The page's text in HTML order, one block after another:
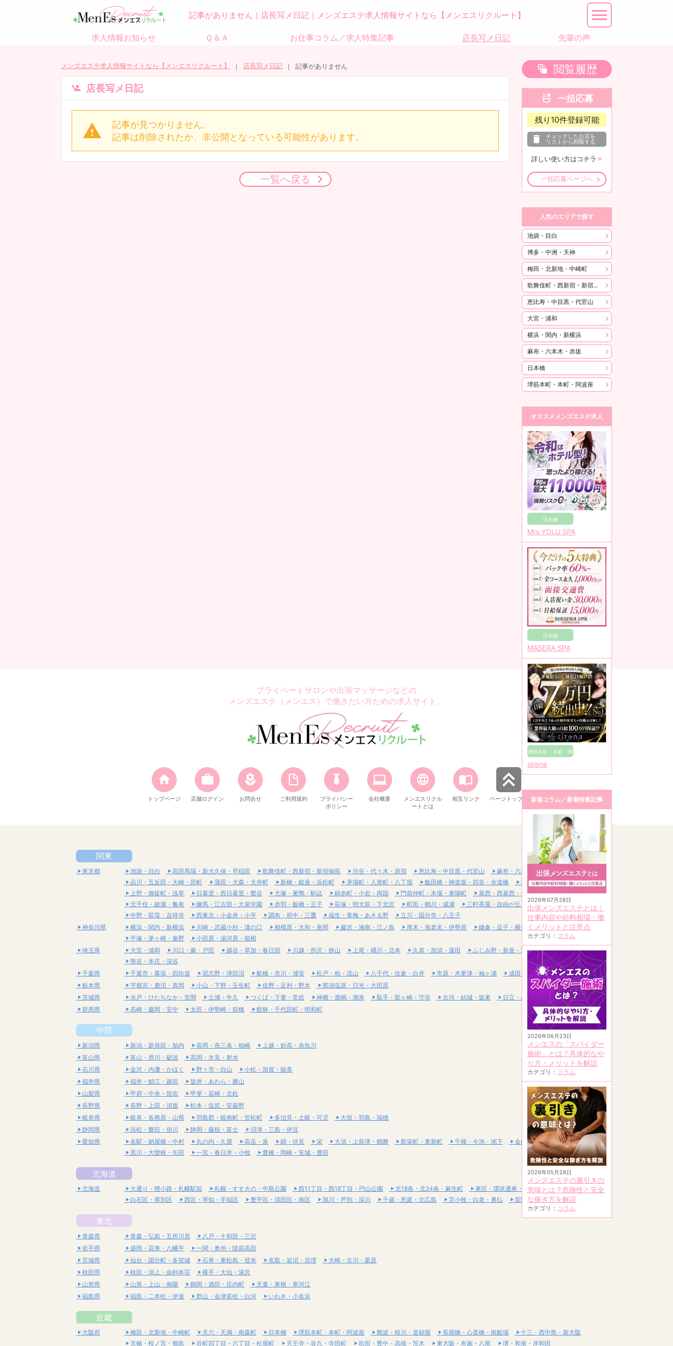
記事がありません｜店長写メ日記｜メンズエステ求人情報サイトなら【メンエスリクルート】
求人情報お知らせ Ｑ＆Ａ お仕事コラム／求人特集記事 店長写メ日記 先輩の声
メンズエステ求人情報サイトなら【メンエスリクルート】 店長写メ日記 記事がありません
店長写メ日記
記事が見つかりません。
記事は削除されたか、非公開となっている可能性があります。
一覧へ戻る
閲覧履歴
一括応募
残り 10件登録可能
チェックしたお店を
リストから削除する
詳しい使い方はコチラ
一括応募ページへ
人気のエリアで探す
池袋・目白
博多・中洲・天神
梅田・北新地・中崎町
歌舞伎町・西新宿・新宿御苑
恵比寿・中目黒・代官山
大宮・浦和
横浜・関内・新横浜
麻布・六本木・赤坂
日本橋
堺筋本町・本町・阿波座
オススメメンズエステ求人
日本橋
Mrs YOLU SPA
日本橋
MASERA SPA
堺筋本町・本町・阿
波座
sirena
新着コラム／新着特集記事
2026年07月28日
出張メンズエステとは｜
仕事内容や給料相場・働
くメリットと注意点
カテゴリ： コラム
2026年06月23日
メンエスの「スパイダー
施術」とは？具体的なや
り方・メリットを解説
カテゴリ： コラム
2026年05月28日
メンズエステの裏引きの
意味とは？危険性と安全
な稼ぎ方を解説
カテゴリ： コラム
プライベートサロンや出張マッサージなどの
メンズエステ（メンエス）で働きたい方ための求人サイト。
トップページ 店舗ログイン お問合せ ご利用規約
プライバシー
ポリシー
会社概要
メンエスリクル
ートとは
相互リンク ページトップへ
関東
東京都 池袋・目白 高田馬場・新大久保・早稲田 歌舞伎町・西新宿・新宿御苑 渋谷・代々木・原宿 恵比寿・中目黒・代官山
麻布・六本木・赤坂
品川・五反田・大崎・田町
蒲田・大森・大井町 新橋・銀座・浜松町 茅場町・人形町・八丁堀 飯田橋・神楽坂・四谷・水道橋
神田・秋葉原・浅草橋
上野・御徒町・浅草
日暮里・西日暮里・鶯谷 大塚・巣鴨・駒込 錦糸町・小岩・両国 門前仲町・木場・東陽町
葛西・西葛西・一之江
北千住・綾瀬・亀有
練馬・江古田・大泉学園 赤羽・板橋・王子 笹塚・明大前・下北沢 町田・鶴川・成瀬
三軒茶屋・自由が丘・二子玉川
中野・荻窪・吉祥寺
西東京・小金井・小平 調布・府中・三鷹 福生・青梅・あきる野
立川・国分寺・八王子
神奈川県
横浜・関内・新横浜 川崎・武蔵小杉・溝の口 相模原・大和・座間 藤沢・湘南・江ノ島 厚木・海老名・伊勢原
鎌倉・逗子・横須賀
平塚・茅ヶ崎・秦野
小田原・湯河原・箱根
埼玉県
大宮・浦和 川口・蕨・戸田 越谷・草加・春日部 川越・所沢・狭山 上尾・桶川・北本 久喜・加須・蓮田
ふじみ野・新座・富士見
熊谷・本庄・深谷
千葉県
千葉市・幕張・四街道 習志野・津田沼 船橋・市川・浦安 松戸・柏・流山 八千代・佐倉・白井 市原・木更津・袖ヶ浦
成田・富里・印西
栃木県
宇都宮・鹿沼・真岡 小山・下野・壬生町 佐野・足利・野木
那須塩原・日光・大田原
茨城県
水戸・ひたちなか・笠間 土浦・牛久 つくば・下妻・常総 神栖・鹿嶋・潮来 取手・龍ヶ崎・守谷 古河・結城・坂東
日立・高萩・常陸太田
群馬県
高崎・藤岡・安中 太田・伊勢崎・前橋 館林・千代田町・明和町
中部
新潟県 新潟・新発田・胎内 長岡・燕三条・柏崎
上越・妙高・糸魚川
富山県
富山・滑川・砺波
高岡・氷見・射水
石川県
金沢・内灘・かほく 野々市・白山
小松・加賀・能美
福井県
福井・鯖江・越前
坂井・あわら・勝山
山梨県
甲府・中央・笛吹
甲斐・韮崎・北杜
長野県
長野・上田・須坂
松本・塩尻・安曇野
岐阜県
岐阜・各務原・山県 羽島郡・岐南町・笠松町 多治見・土岐・可児
大垣・羽島・瑞穂
静岡県
浜松・磐田・掛川 静岡・藤枝・富士
沼津・三島・伊豆
愛知県
名駅・納屋橋・中村 丸の内・久屋 高岳・泉 錦・伏見 栄 大須・上前津・鶴舞 新栄町・東新町 千種・今池・池下
金山・熱田
黒川・大曽根・矢田
一宮・春日井・小牧 豊橋・岡崎・安城・豊田
北海道
北海道 大通り・狸小路・札幌駅前 札幌・すすきの・中島公園 西11丁目・西18丁目・円山公園 北18条・北24条・麻生町
東区・環状通東・新道東
白石区・厚別区
西区・琴似・手稲区 豊平区・清田区・南区 旭川・芦別・深川 千歳・恵庭・北広島 苫小牧・白老・勇払 室蘭・登別・伊達
東北
青森県 青森・弘前・五所川原
八戸・十和田・三沢
岩手県
盛岡・花巻・八幡平
一関・奥州・陸前高田
宮城県
仙台・国分町・多賀城 石巻・東松島・登米 名取・岩沼・亘理
大崎・古川・栗原
秋田県
秋田・潟上・由利本荘
横手・大仙・湯沢
山形県
山形・上山・南陽 鶴岡・酒田・庄内町
天童・東根・寒河江
福島県
福島・二本松・伊達 郡山・会津若松・白河 いわき・小名浜
近畿
大阪府 梅田・北新地・中崎町 天六・天満・南森町 日本橋 堺筋本町・本町・阿波座 難波・桜川・道頓堀 長堀橋・心斎橋・南船場
十三・西中島・新大阪
京橋・桜ノ宮・都島
谷町四丁目・六丁目・松屋町 天王寺・谷九・寺田町 吹田・豊中・高槻・茨木 東大阪・布施・八尾 堺・和泉・岸和田